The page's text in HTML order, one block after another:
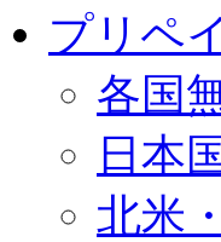
プリペ
各国
日本
北米